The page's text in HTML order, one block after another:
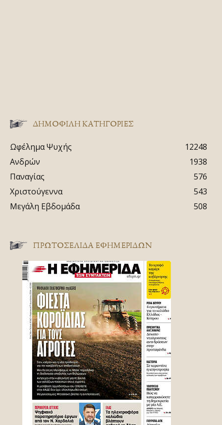
ΔΗΜΟΦΙΛΗ ΚΑΤΗΓΟΡΙΕΣ
Ωφέλημα Ψυχής
12248
Ανδρών
1938
Παναγίας
576
Χριστούγεννα
543
Μεγάλη Εβδομάδα
508
ΠΡΩΤΟΣΈΛΙΔΑ ΕΦΗΜΕΡΊΔΩΝ